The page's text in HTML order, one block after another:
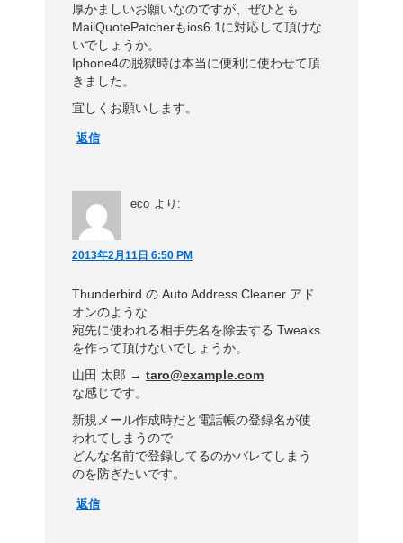
厚かましいお願いなのですが、ぜひとも
MailQuotePatcherもios6.1に対応して頂けな
いでしょうか。
Iphone4の脱獄時は本当に便利に使わせて頂
きました。
宜しくお願いします。
返信
eco より:
2013年2月11日 6:50 PM
Thunderbird の Auto Address Cleaner アド
オンのような
宛先に使われる相手先名を除去する Tweaks
を作って頂けないでしょうか。
山田 太郎 → taro@example.com
な感じです。
新規メール作成時だと電話帳の登録名が使
われてしまうので
どんな名前で登録してるのかバレてしまう
のを防ぎたいです。
返信